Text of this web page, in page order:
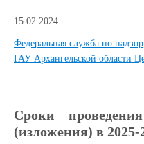
15.02.2024
Федеральная служба по
ГАУ Архангельской области
Сроки
(изложения) в 2025-